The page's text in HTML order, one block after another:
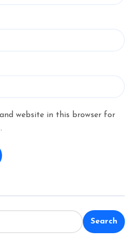
website in this browser for
Search